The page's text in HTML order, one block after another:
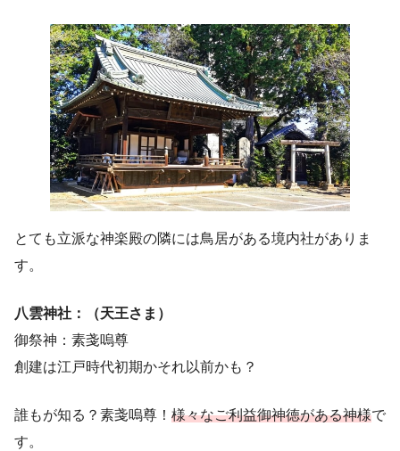
とても立派な神楽殿の隣には鳥居がある境内社がありま
す。
八雲神社：（天王さま）
御祭神：素戔嗚尊
創建は江戸時代初期かそれ以前かも？
誰もが知る？素戔嗚尊！ 様々なご利益御神徳がある神様で
す。